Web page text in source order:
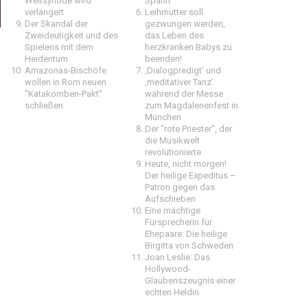
verlängert
Der Skandal der
Zweideutigkeit und des
Spielens mit dem
Heidentum
Amazonas-Bischöfe
wollen in Rom neuen
"Katakomben-Pakt"
schließen
Leihmutter soll
gezwungen werden,
das Leben des
herzkranken Babys zu
beenden!
‚Dialogpredigt‘ und
‚meditativer Tanz’
während der Messe
zum Magdalenenfest in
München
Der "rote Priester", der
die Musikwelt
revolutionierte
Heute, nicht morgen!
Der heilige Expeditus –
Patron gegen das
Aufschieben
Eine mächtige
Fürsprecherin für
Ehepaare: Die heilige
Birgitta von Schweden
Joan Leslie: Das
Hollywood-
Glaubenszeugnis einer
echten Heldin